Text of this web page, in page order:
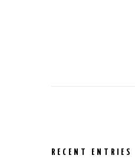
RECENT ENTRIES